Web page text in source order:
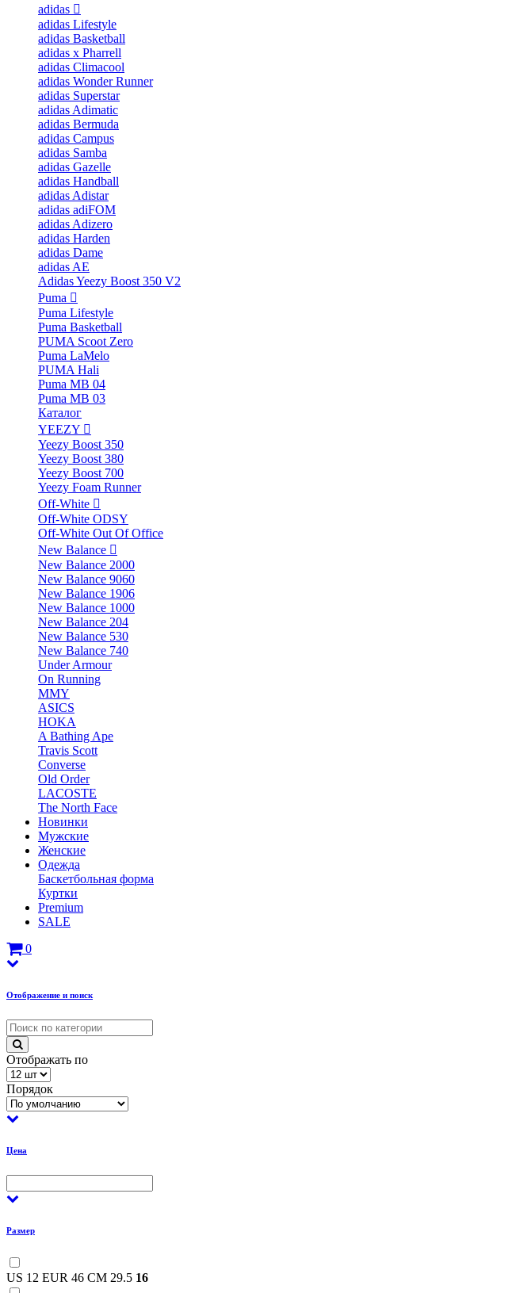
adidas
adidas Lifestyle
adidas Basketball
adidas x Pharrell
adidas Climacool
adidas Wonder Runner
adidas Superstar
adidas Adimatic
adidas Bermuda
adidas Campus
adidas Samba
adidas Gazelle
adidas Handball
adidas Adistar
adidas adiFOM
adidas Adizero
adidas Harden
adidas Dame
adidas AE
Adidas Yeezy Boost 350 V2
Puma
Puma Lifestyle
Puma Basketball
PUMA Scoot Zero
Puma LaMelo
PUMA Hali
Puma MB 04
Puma MB 03
Каталог
YEEZY
Yeezy Boost 350
Yeezy Boost 380
Yeezy Boost 700
Yeezy Foam Runner
Off-White
Off-White ODSY
Off-White Out Of Office
New Balance
New Balance 2000
New Balance 9060
New Balance 1906
New Balance 1000
New Balance 204
New Balance 530
New Balance 740
Under Armour
On Running
MMY
ASICS
HOKA
A Bathing Ape
Travis Scott
Converse
Old Order
LACOSTE
The North Face
Новинки
Мужские
Женские
Одежда
Баскетбольная форма
Куртки
Premium
SALE
0
Отображение и поиск
Отображать по
Порядок
Цена
Размер
US 12 EUR 46 CM 29.5 16